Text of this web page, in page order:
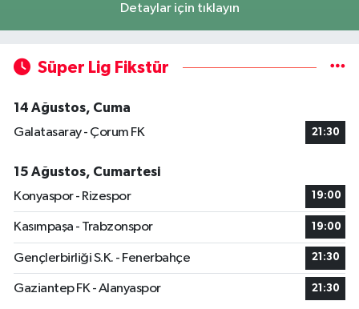
Detaylar için tıklayın
Süper Lig Fikstür
14 Ağustos, Cuma
Galatasaray - Çorum FK
21:30
15 Ağustos, Cumartesi
Konyaspor - Rizespor
19:00
Kasımpaşa - Trabzonspor 19:00
Gençlerbirliği S.K. - Fenerbahçe 21:30
Gaziantep FK - Alanyaspor 21:30